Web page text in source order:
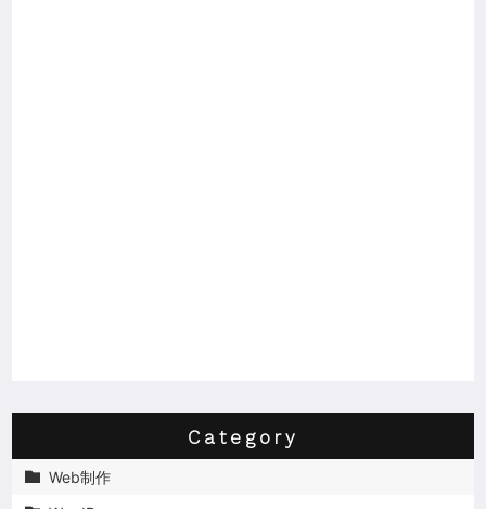
Category
 Web制作